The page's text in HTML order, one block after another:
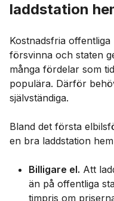
laddstation
Kostnadsfria
försvinna och staten
många fördelar som
populära. Därför
självständiga.
Bland det första
en bra laddstation
Billigare el. Att
än på offentliga
timpris om